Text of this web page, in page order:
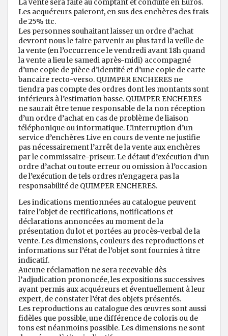
La vente sera faite au comptant et conduite en Euros.
Les acquéreurs paieront, en sus des enchères des frais
de 25% ttc.
Les personnes souhaitant laisser un ordre d’achat
devront nous le faire parvenir au plus tard la veille de
la vente (en l’occurrence le vendredi avant 18h quand
la vente a lieu le samedi après-midi) accompagné
d’une copie de pièce d’identité et d’une copie de carte
bancaire recto-verso. QUIMPER ENCHERES ne
tiendra pas compte des ordres dont les montants sont
inférieurs à l’estimation basse. QUIMPER ENCHERES
ne saurait être tenue responsable de la non réception
d’un ordre d’achat en cas de problème de liaison
téléphonique ou informatique. L’interruption d’un
service d’enchères Live en cours de vente ne justifie
pas nécessairement l’arrêt de la vente aux enchères
par le commissaire-priseur. Le défaut d’exécution d’un
ordre d’achat ou toute erreur ou omission à l’occasion
de l’exécution de tels ordres n’engagera pas la
responsabilité de QUIMPER ENCHERES.
Les indications mentionnées au catalogue peuvent
faire l’objet de rectifications, notifications et
déclarations annoncées au moment de la
présentation du lot et portées au procès-verbal de la
vente. Les dimensions, couleurs des reproductions et
informations sur l’état de l’objet sont fournies à titre
indicatif.
Aucune réclamation ne sera recevable dès
l’adjudication prononcée, les expositions successives
ayant permis aux acquéreurs et éventuellement à leur
expert, de constater l’état des objets présentés.
Les reproductions au catalogue des œuvres sont aussi
fidèles que possible, une différence de coloris ou de
tons est néanmoins possible. Les dimensions ne sont